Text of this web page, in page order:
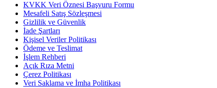
KVKK Veri Öznesi Başvuru Formu
Mesafeli Satış Sözleşmesi
Gizlilik ve Güvenlik
İade Şartları
Kişisel Veriler Politikası
Ödeme ve Teslimat
İşlem Rehberi
Açık Rıza Metni
Çerez Politikası
Veri Saklama ve İmha Politikası